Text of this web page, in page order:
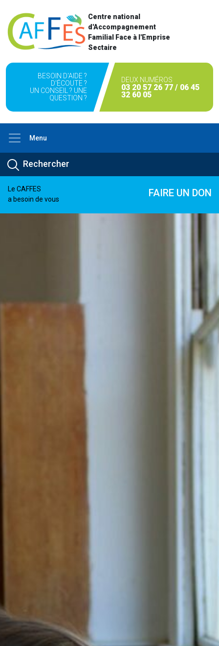
Centre national
d'Accompagnement
Familial Face à l'Emprise
Sectaire
BESOIN D'AIDE ?
D'ÉCOUTE ?
UN CONSEIL ? UNE
QUESTION ?
DEUX NUMÉROS
03 20 57 26 77 / 06 45
32 60 05
Menu
Le CAFFES
a besoin de vous
FAIRE UN DON